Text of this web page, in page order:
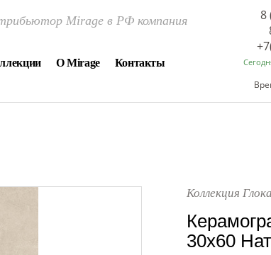
Mirage в РФ компания
О Mirage Контакты
8
Коллекция
30x60